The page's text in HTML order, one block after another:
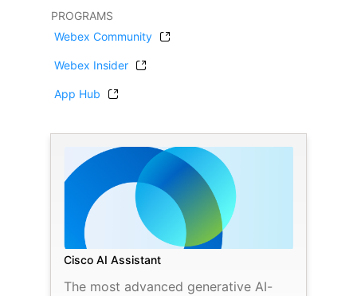
PROGRAMS
Webex Community
Webex Insider
App Hub
Cisco AI Assistant
The most advanced generative AI-